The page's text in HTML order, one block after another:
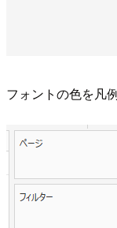
フォントの色を凡